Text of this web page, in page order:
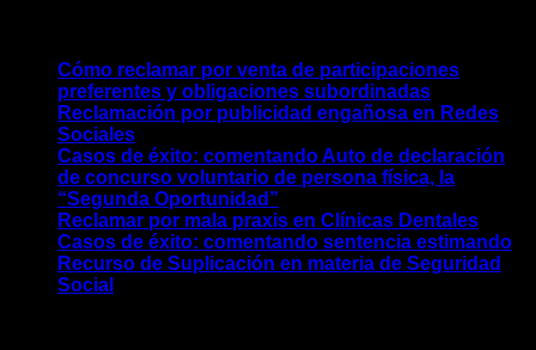
Cómo reclamar por venta de participaciones
preferentes y obligaciones subordinadas
Reclamación por publicidad engañosa en Redes
Sociales
Casos de éxito: comentando Auto de declaración
de concurso voluntario de persona física, la
“Segunda Oportunidad”
Reclamar por mala praxis en Clínicas Dentales
Casos de éxito: comentando sentencia estimando
Recurso de Suplicación en materia de Seguridad
Social